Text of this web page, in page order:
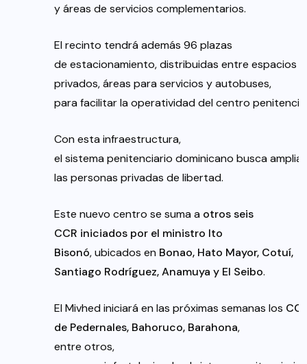
y áreas de servicios complementarios.
El recinto tendrá además 96 plazas
de estacionamiento, distribuidas entre espacios
privados, áreas para servicios y autobuses,
para facilitar la operatividad del centro
Con esta infraestructura,
el sistema penitenciario dominicano busca
las personas privadas de libertad.
Este nuevo centro se suma a otrosseis
CCR iniciados por el ministro Ito
Bisonó, ubicados en Bonao, Hato Mayor, Cotuí,
Santiago Rodríguez,Anamuya y El Seibo.
El Mivhed iniciará en las próximas semanas los
de Pedernales, Bahoruco, Barahona,
entre otros,